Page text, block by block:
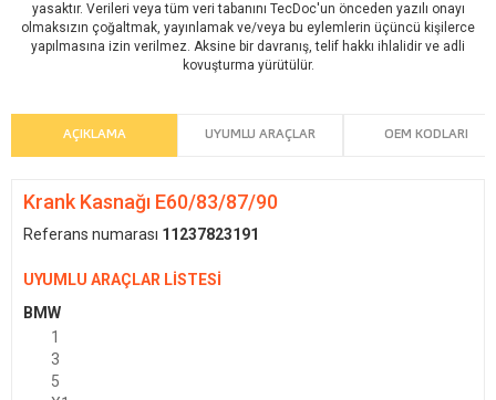
yasaktır. Verileri veya tüm veri tabanını TecDoc'un önceden yazılı onayı
olmaksızın çoğaltmak, yayınlamak ve/veya bu eylemlerin üçüncü kişilerce
yapılmasına izin verilmez. Aksine bir davranış, telif hakkı ihlalidir ve adli
kovuşturma yürütülür.
AÇIKLAMA UYUMLU ARAÇLAR OEM KODLARI
Krank Kasnağı E60/83/87/90
Referans numarası 11237823191
UYUMLU ARAÇLAR LİSTESİ
BMW
1
3
5